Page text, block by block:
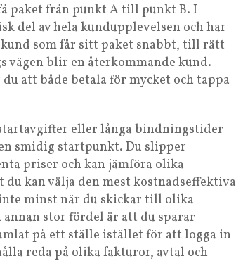
paket från punkt A till punkt B. I
del av hela kundupplevelsen och har
som får sitt paket snabbt, till rätt
vägen blir en återkommande kund.
att både betala för mycket och tappa
eller långa bindningstider
smidig startpunkt. Du slipper
priser och kan jämföra olika
kan välja den mest kostnadseffektiva
minst när du skickar till olika
stor fördel är att du sparar
på ett ställe istället för att logga in
reda på olika fakturor, avtal och